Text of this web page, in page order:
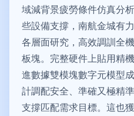
域減背景疲勞條件仿真分
些設備支撐，南航金城有
各層面研究，高效調訓全
板塊。完整硬件上貼用精
進數據雙模塊數字元模型
計調配安全、準確又極精
支撐匹配需求目標。這也